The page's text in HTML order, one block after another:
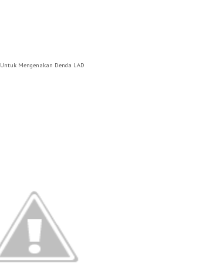
Mengenakan Denda LAD